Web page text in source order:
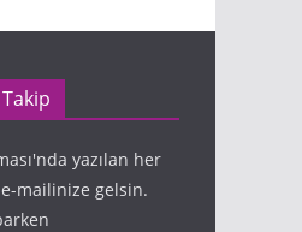
yazılan her
e-mailinize gelsin.